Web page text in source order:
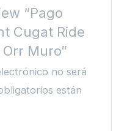
“Pago
Cugat Ride
Muro”
no será
están